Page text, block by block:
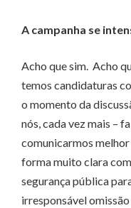
A campanha se
Acho que sim. Acho
temos candidaturas
o momento da
nós, cada vez mais –
comunicarmos
forma muito clara
segurança pública
irresponsável